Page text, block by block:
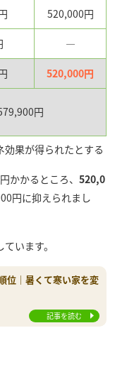
520,000円
―
520,000円
円
果が得られたとする
かかるところ、 520,0
円に抑えられまし
います。
位｜暑くて寒い家を変
記事を読む